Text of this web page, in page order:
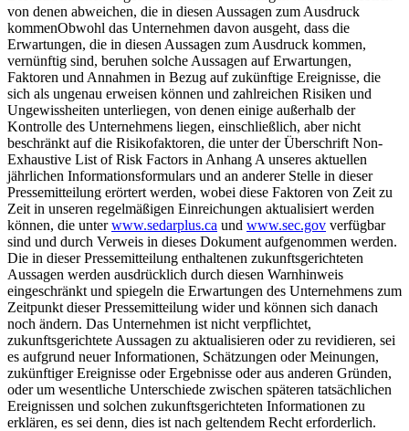
von denen abweichen, die in diesen Aussagen zum Ausdruck
kommenObwohl das Unternehmen davon ausgeht, dass die
Erwartungen, die in diesen Aussagen zum Ausdruck kommen,
vernünftig sind, beruhen solche Aussagen auf Erwartungen,
Faktoren und Annahmen in Bezug auf zukünftige Ereignisse, die
sich als ungenau erweisen können und zahlreichen Risiken und
Ungewissheiten unterliegen, von denen einige außerhalb der
Kontrolle des Unternehmens liegen, einschließlich, aber nicht
beschränkt auf die Risikofaktoren, die unter der Überschrift Non-
Exhaustive List of Risk Factors in Anhang A unseres aktuellen
jährlichen Informationsformulars und an anderer Stelle in dieser
Pressemitteilung erörtert werden, wobei diese Faktoren von Zeit zu
Zeit in unseren regelmäßigen Einreichungen aktualisiert werden
können, die unterwww.sedarplus.ca und www.sec.gov verfügbar
sind und durch Verweis in dieses Dokument aufgenommen werden.
Die in dieser Pressemitteilung enthaltenen zukunftsgerichteten
Aussagen werden ausdrücklich durch diesen Warnhinweis
eingeschränkt und spiegeln die Erwartungen des Unternehmens zum
Zeitpunkt dieser Pressemitteilung wider und können sich danach
noch ändern. Das Unternehmen ist nicht verpflichtet,
zukunftsgerichtete Aussagen zu aktualisieren oder zu revidieren, sei
es aufgrund neuer Informationen, Schätzungen oder Meinungen,
zukünftiger Ereignisse oder Ergebnisse oder aus anderen Gründen,
oder um wesentliche Unterschiede zwischen späteren tatsächlichen
Ereignissen und solchen zukunftsgerichteten Informationen zu
erklären, es sei denn, dies ist nach geltendem Recht erforderlich.